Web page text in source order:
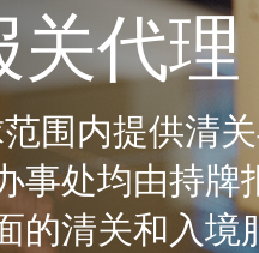
关代理
围内提供清
事处均由持牌
的清关和入境